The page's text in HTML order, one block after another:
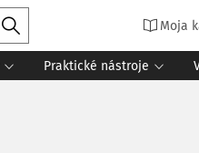
Moja
Praktické nástroje